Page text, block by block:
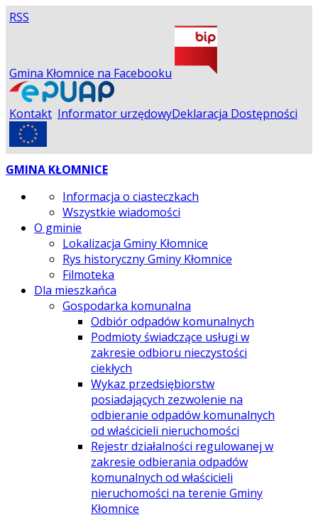
RSS
Gmina Kłomnice na Facebooku
Kontakt Informator urzędowyDeklaracja Dostępności
GMINA KŁOMNICE
Informacja o ciasteczkach
Wszystkie wiadomości
O gminie
Lokalizacja Gminy Kłomnice
Rys historyczny Gminy Kłomnice
Filmoteka
Dla mieszkańca
Gospodarka komunalna
Odbiór odpadów komunalnych
Podmioty świadczące usługi w
zakresie odbioru nieczystości
ciekłych
Wykaz przedsiębiorstw
posiadających zezwolenie na
odbieranie odpadów komunalnych
od właścicieli nieruchomości
Rejestr działalności regulowanej w
zakresie odbierania odpadów
komunalnych od właścicieli
nieruchomości na terenie Gminy
Kłomnice